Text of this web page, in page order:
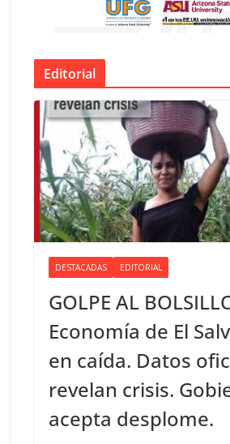
Editorial
DESTACADAS EDITORIAL
GOLPE AL
Economía de El
en caída. Datos
revelan crisis.
acepta desplome.